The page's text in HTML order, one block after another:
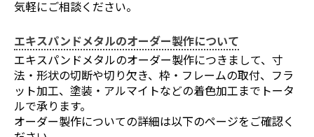
気軽にご相談ください。
エキスパンドメタルのオーダー製作について
エキスパンドメタルのオーダー製作につきまして、寸
法・形状の切断や切り欠き、枠・フレームの取付、フラ
ット加工、塗装・アルマイトなどの着色加工までトータ
ルで承ります。
オーダー製作についての詳細は以下のページをご確認く